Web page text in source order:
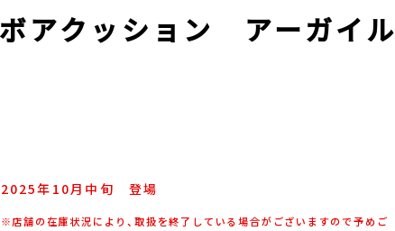
アクッション アーガイル
2025年 10月 中旬 登場
※店舗の在庫状況により、取扱を終了している場合がございますので予めご